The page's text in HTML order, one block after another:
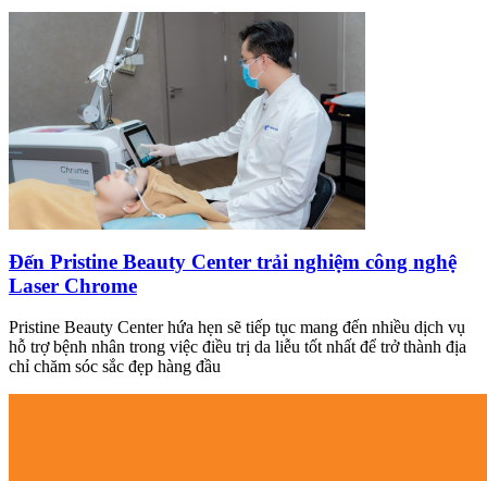
Đến Pristine Beauty Center trải nghiệm công nghệ
Laser Chrome
Pristine Beauty Center hứa hẹn sẽ tiếp tục mang đến nhiều dịch vụ
hỗ trợ bệnh nhân trong việc điều trị da liễu tốt nhất để trở thành địa
chỉ chăm sóc sắc đẹp hàng đầu